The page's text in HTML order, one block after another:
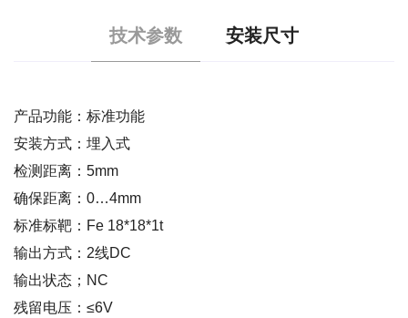
技术参数 安装尺寸
产品功能：标准功能
安装方式：埋入式
检测距离：5mm
确保距离：0…4mm
标准标靶：Fe 18*18*1t
输出方式：2线DC
输出状态；NC
残留电压：≤6V